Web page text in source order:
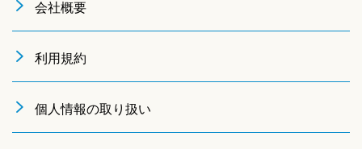
会社概要
利用規約
個人情報の取り扱い